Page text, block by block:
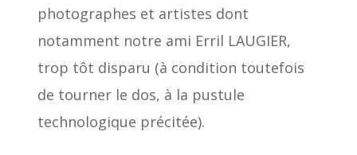
photographes et artistes dont
notamment notre ami Erril LAUGIER,
trop tôt disparu (à condition toutefois
de tourner le dos, à la pustule
technologique précitée).